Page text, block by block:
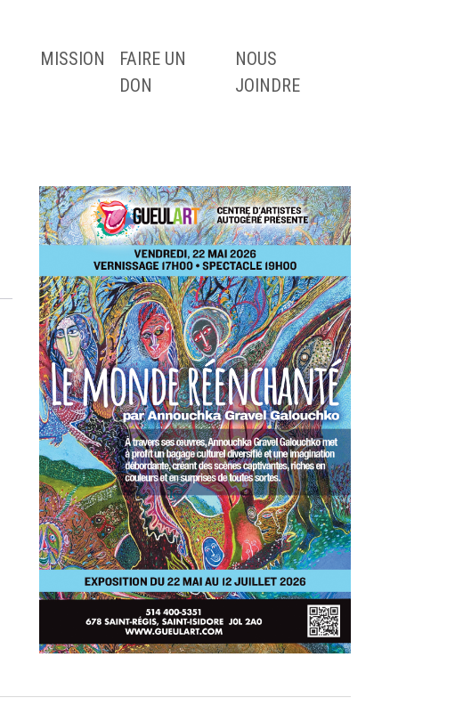
MISSION
FAIRE UN
DON
NOUS
JOINDRE